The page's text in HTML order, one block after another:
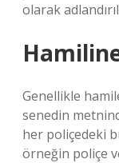
olarak
Genellikle
senedin
her poliçedeki
örneğin poliçe